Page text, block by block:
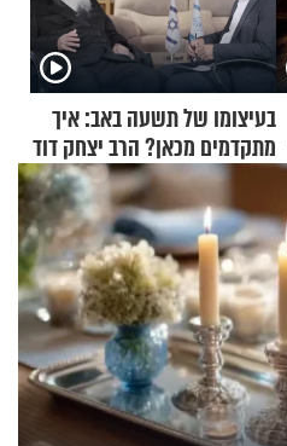
בעיצומו של תשעה באב: איך
מתקדמים מכאן? הרב יצחק דוד
גרוסמן בשיחה מיוחדת